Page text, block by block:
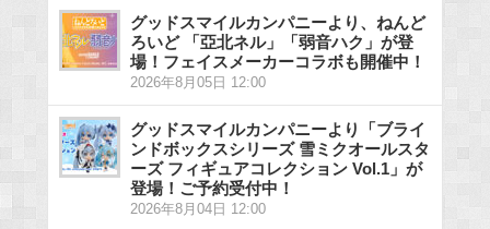
グッドスマイルカンパニーより、ねんど
ろいど 「亞北ネル」「弱音ハク」が登
場！フェイスメーカーコラボも開催中！
2026年8月05日 12:00
グッドスマイルカンパニーより「ブライ
ンドボックスシリーズ 雪ミクオールスタ
ーズ フィギュアコレクション Vol.1」が
登場！ご予約受付中！
2026年8月04日 12:00